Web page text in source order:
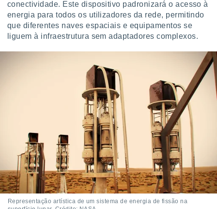
conectividade. Este dispositivo padronizará o acesso à
energia para todos os utilizadores da rede, permitindo
que diferentes naves espaciais e equipamentos se
liguem à infraestrutura sem adaptadores complexos.
Representação artística de um sistema de energia de fissão na